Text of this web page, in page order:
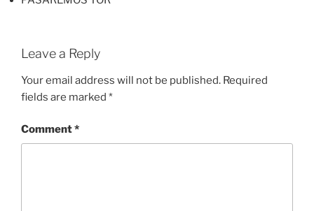
Leave a Reply
Your email address will not be published. Required
fields are marked *
Comment*